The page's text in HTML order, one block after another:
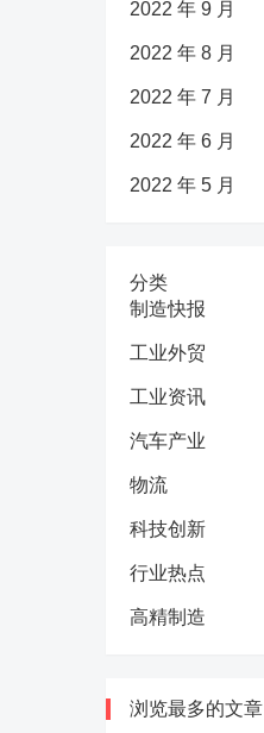
2022 年 9 月
2022 年 8 月
2022 年 7 月
2022 年 6 月
2022 年 5 月
分类
制造快报
工业外贸
工业资讯
汽车产业
物流
科技创新
行业热点
高精制造
浏览最多的文章